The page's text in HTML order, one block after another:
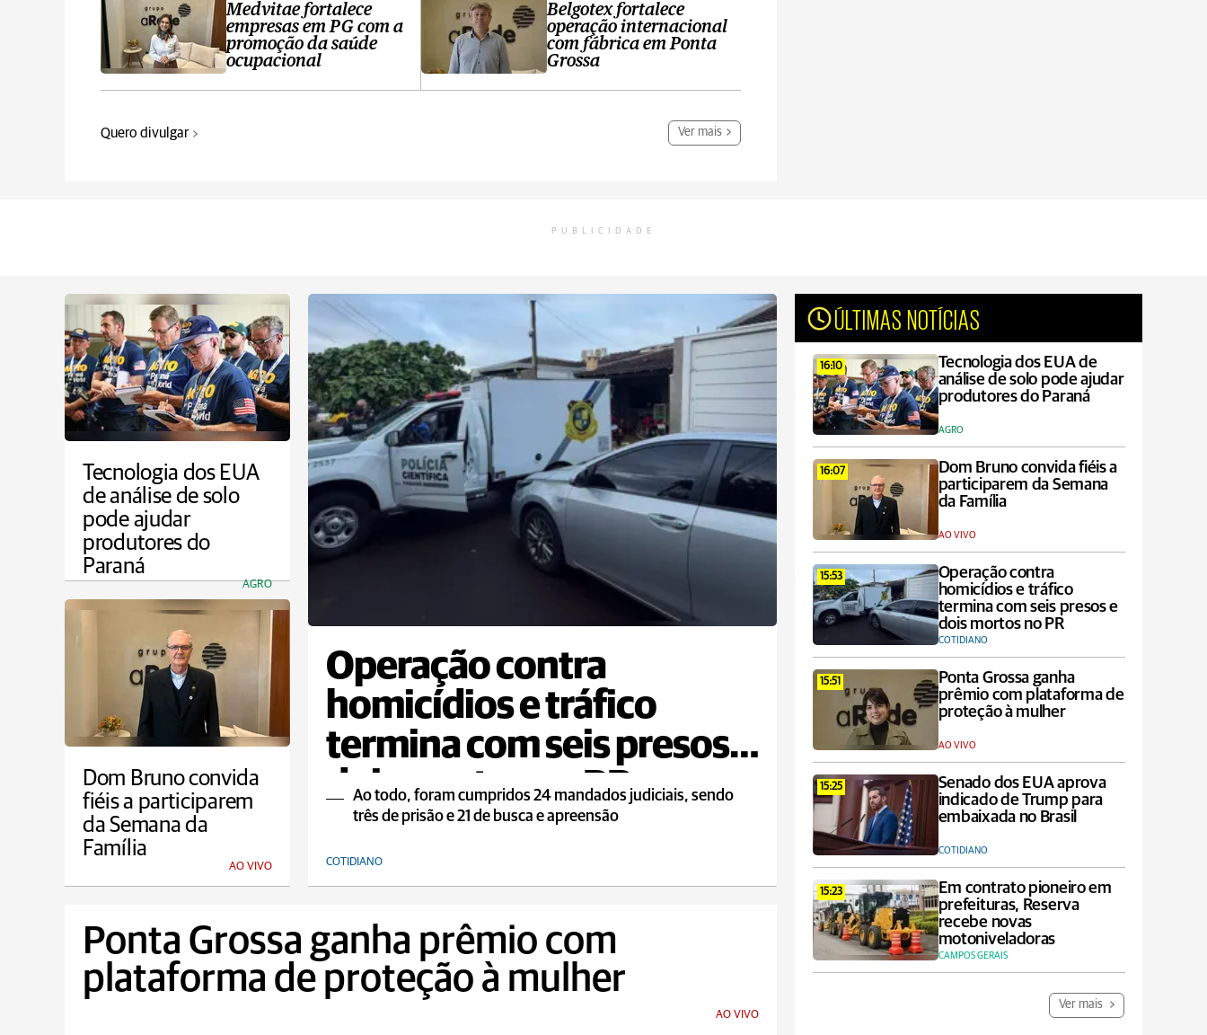
Medvitae fortalece
empresas em PG com a
promoção da saúde
ocupacional
Belgotex fortalece
operação internacional
com fábrica em Ponta
Grossa
Quero divulgar Ver mais
PUBLICIDADE
Tecnologia dos EUA
de análise de solo
pode ajudar
produtores do
Paraná
AGRO
Operação contra
homicídios e tráfico
termina com seis presos e
dois mortos no PR
Ao todo, foram cumpridos 24 mandados judiciais, sendo
três de prisão e 21 de busca e apreensão
COTIDIANO
ÚLTIMAS NOTÍCIAS
16:10
Tecnologia dos EUA de
análise de solo pode ajudar
produtores do Paraná
AGRO
16:07
Dom Bruno convida fiéis a
participarem da Semana
da Família
AO VIVO
15:53
Operação contra
homicídios e tráfico
termina com seis presos e
dois mortos no PR
COTIDIANO
15:51
Ponta Grossa ganha
prêmio com plataforma de
proteção à mulher
AO VIVO
15:25
Senado dos EUA aprova
indicado de Trump para
embaixada no Brasil
COTIDIANO
15:23
Em contrato pioneiro em
prefeituras, Reserva
recebe novas
motoniveladoras
CAMPOS GERAIS
Ver mais
Dom Bruno convida
fiéis a participarem
da Semana da
Família
AO VIVO
Ponta Grossa ganha prêmio com
plataforma de proteção à mulher
AO VIVO